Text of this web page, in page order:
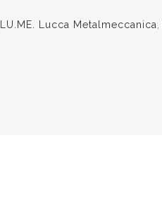
LU.ME. Lucca Metalmeccanica